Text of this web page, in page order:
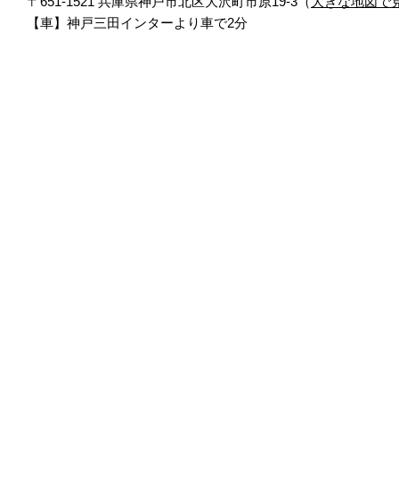
【車】神戸三田インターより車で2分